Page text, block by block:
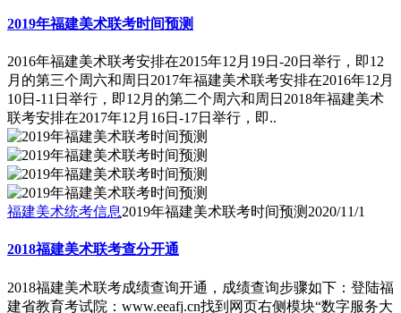
2019年福建美术联考时间预测
2016年福建美术联考安排在2015年12月19日-20日举行，即12
月的第三个周六和周日2017年福建美术联考安排在2016年12月
10日-11日举行，即12月的第二个周六和周日2018年福建美术
联考安排在2017年12月16日-17日举行，即..
福建美术统考信息2019年福建美术联考时间预测 2020/11/1
2018福建美术联考查分开通
2018福建美术联考成绩查询开通，成绩查询步骤如下：登陆福
建省教育考试院：www.eeafj.cn找到网页右侧模块“数字服务大